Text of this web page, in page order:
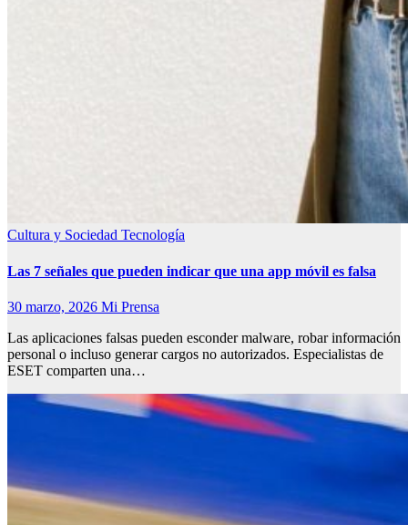
Cultura y Sociedad Tecnología
Las 7 señales que pueden indicar que una app móvil es falsa
30 marzo, 2026 Mi Prensa
Las aplicaciones falsas pueden esconder malware, robar información
personal o incluso generar cargos no autorizados. Especialistas de
ESET comparten una…